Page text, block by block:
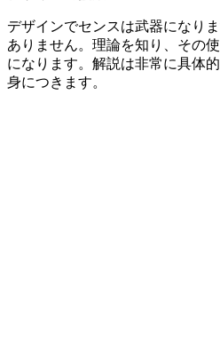
デザインでセンスは武器になり
ありません。理論を知り、その
になります。解説は非常に具体
身につきます。